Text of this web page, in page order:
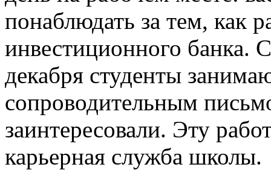
понаблюдать за тем, как
инвестиционного банка.
декабря студенты
сопроводительным
заинтересовали. Эту
карьерная служба школы.